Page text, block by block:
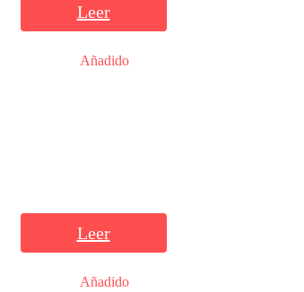
Leer
Añadido
Leer
Añadido